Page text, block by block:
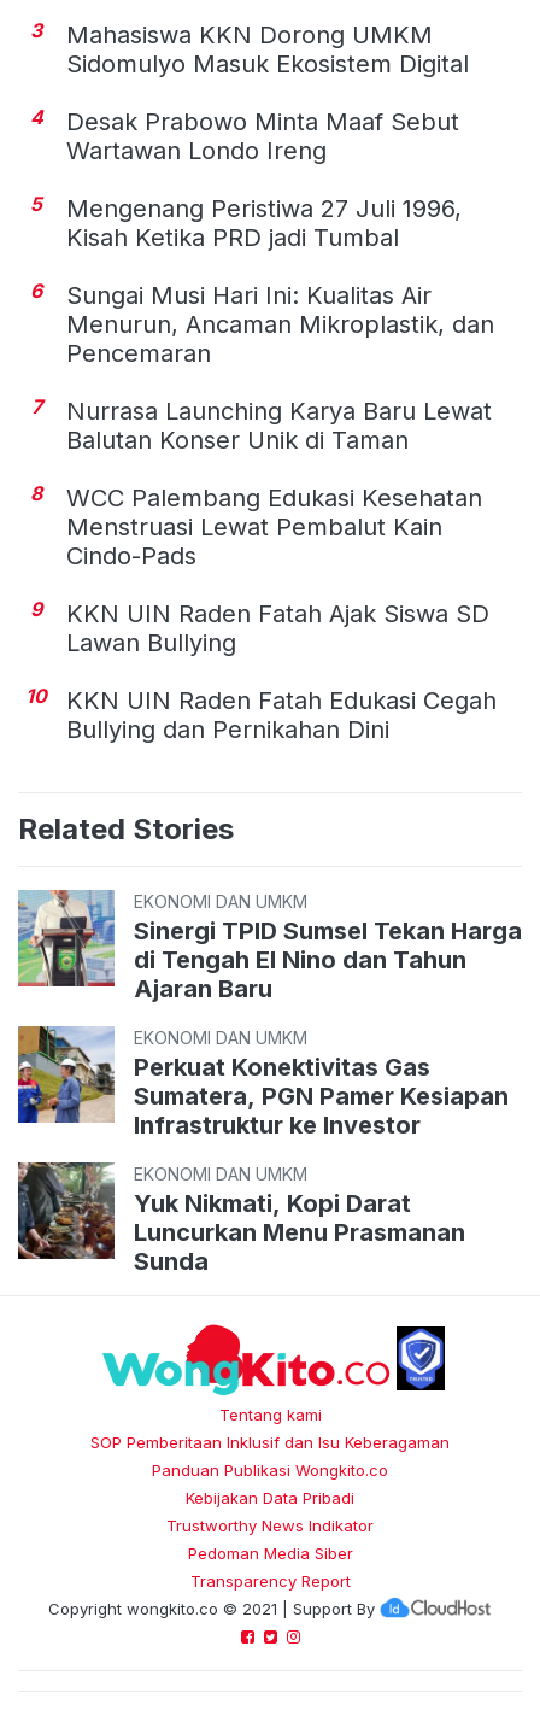
3
Mahasiswa KKN Dorong UMKM
Sidomulyo Masuk Ekosistem Digital
4
Desak Prabowo Minta Maaf Sebut
Wartawan Londo Ireng
5
Mengenang Peristiwa 27 Juli 1996,
Kisah Ketika PRD jadi Tumbal
6
Sungai Musi Hari Ini: Kualitas Air
Menurun, Ancaman Mikroplastik, dan
Pencemaran
7
Nurrasa Launching Karya Baru Lewat
Balutan Konser Unik di Taman
8
WCC Palembang Edukasi Kesehatan
Menstruasi Lewat Pembalut Kain
Cindo-Pads
9
KKN UIN Raden Fatah Ajak Siswa SD
Lawan Bullying
10
KKN UIN Raden Fatah Edukasi Cegah
Bullying dan Pernikahan Dini
Related Stories
EKONOMI DAN UMKM
Sinergi TPID Sumsel Tekan Harga
di Tengah El Nino dan Tahun
Ajaran Baru
EKONOMI DAN UMKM
Perkuat Konektivitas Gas
Sumatera, PGN Pamer Kesiapan
Infrastruktur ke Investor
EKONOMI DAN UMKM
Yuk Nikmati, Kopi Darat
Luncurkan Menu Prasmanan
Sunda
Tentang kami
SOP Pemberitaan Inklusif dan Isu Keberagaman
Panduan Publikasi Wongkito.co
Kebijakan Data Pribadi
Trustworthy News Indikator
Pedoman Media Siber
Transparency Report
Copyright wongkito.co © 2021 | Support By